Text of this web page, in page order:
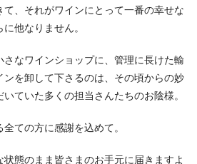
、それがワインにとって一番の幸せな
他なりません。
なワインショップに、管理に長けた輸
ンを卸して下さるのは、その頃からの妙
ていた多くの担当さんたちのお陰様。
ての方に感謝を込めて。
状態のまま皆さまのお手元に届きますよ